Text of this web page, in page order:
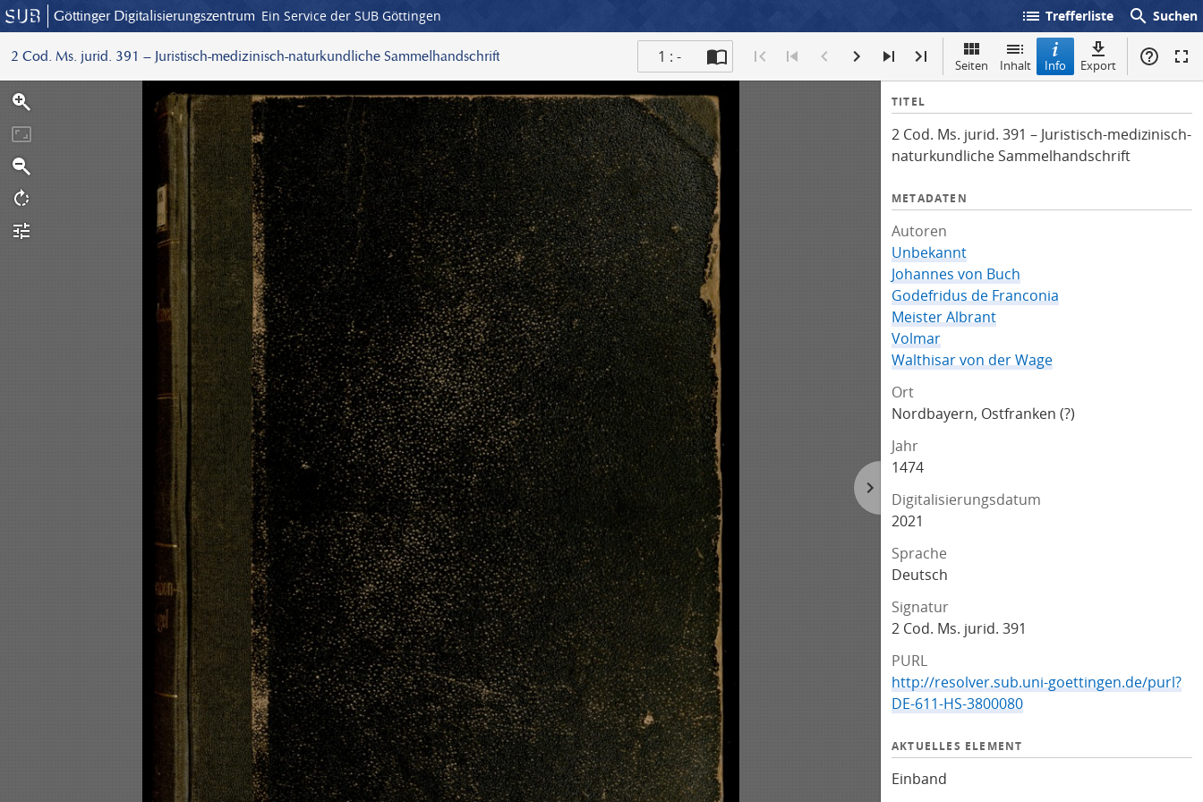
Göttinger Digitalisierungszentrum Ein Service der SUB Göttingen list Trefferliste search Suchen
2 Cod. Ms. jurid. 391 – Juristisch-medizinisch-naturkundliche Sammelhandschrift 1 : - Seiten Inhalt Info Export
I
f
o
TITEL
2 Cod. Ms. jurid. 391 – Juristisch-medizinisch-
naturkundliche Sammelhandschrift
METADATEN
Autoren
Unbekannt
Johannes von Buch
Godefridus de Franconia
Meister Albrant
Volmar
Walthisar von der Wage
Ort
Nordbayern, Ostfranken (?)
Jahr
1474
Digitalisierungsdatum
2021
Sprache
Deutsch
Signatur
2 Cod. Ms. jurid. 391
PURL
http://resolver.sub.uni-goettingen.de/purl?
DE-611-HS-3800080
AKTUELLES ELEMENT
Einband